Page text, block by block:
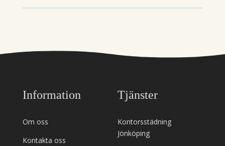
Information
Om oss
Kontakta oss
Tjänster
Kontorsstädning
Jönköping